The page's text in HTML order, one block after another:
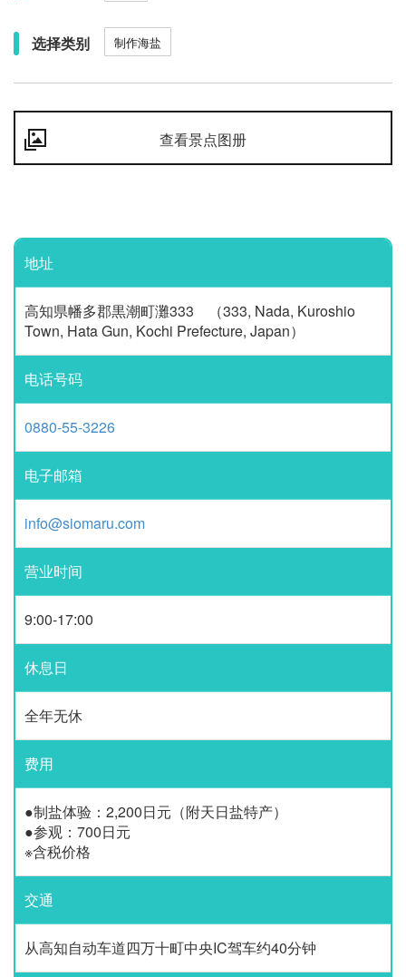
选择类别 制作海盐
查看景点图册
地址
高知県幡多郡黒潮町灘333 （333, Nada, Kuroshio
Town, Hata Gun, Kochi Prefecture, Japan）
电话号码
0880-55-3226
电子邮箱
info@siomaru.com
营业时间
9:00-17:00
休息日
全年无休
费用
●制盐体验：2,200日元（附天日盐特产）
●参观：700日元
※含税价格
交通
从高知自动车道四万十町中央IC驾车约40分钟